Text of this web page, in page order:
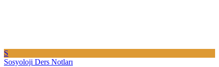
S
Sosyoloji Ders Notları